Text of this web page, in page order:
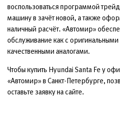
воспользоваться программой
машину в зачёт новой, а также
наличный расчёт. «Автомир»
обслуживание как с оригинальными
качественными аналогами.
Чтобы купить Hyundai Santa Fe у
«Автомир» в Санкт-Петербурге,
оставьте заявку на сайте.